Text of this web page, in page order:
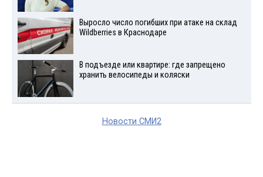
Выросло число погибших при атаке на склад
Wildberries в Краснодаре
В подъезде или квартире: где запрещено
хранить велосипеды и коляски
Новости СМИ2